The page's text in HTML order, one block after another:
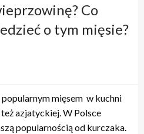
Co
o tym mięsie?
mięsem w kuchni
azjatyckiej. W Polsce
popularnością od kurczaka.